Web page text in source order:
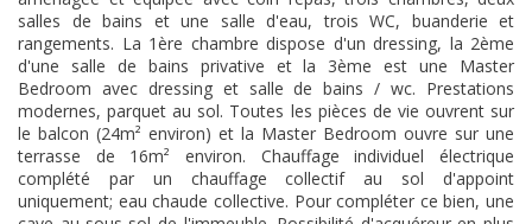
salles de bains et une salle d'eau, trois WC, buanderie et
rangements. La 1ère chambre dispose d'un dressing, la 2ème
d'une salle de bains privative et la 3ème est une Master
Bedroom avec dressing et salle de bains / wc. Prestations
modernes, parquet au sol. Toutes les pièces de vie ouvrent sur
le balcon (24m² environ) et la Master Bedroom ouvre sur une
terrasse de 16m² environ. Chauffage individuel électrique
complété par un chauffage collectif au sol d'appoint
uniquement; eau chaude collective. Pour compléter ce bien, une